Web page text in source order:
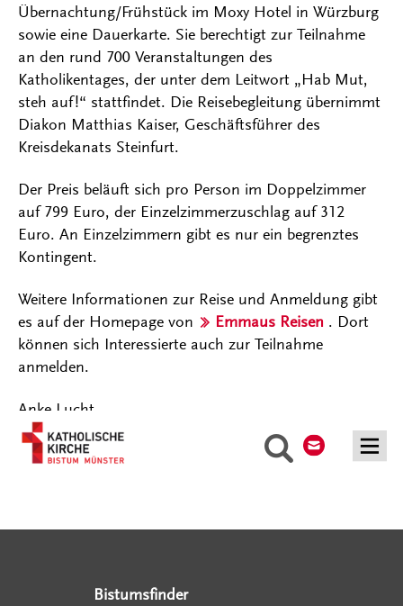
Suche
Übernachtung/Frühstück im Moxy Hotel in Würzburg
sowie eine Dauerkarte. Sie berechtigt zur Teilnahme
an den rund 700 Veranstaltungen des
Katholikentages, der unter dem Leitwort „Hab Mut,
steh auf!“ stattfindet. Die Reisebegleitung übernimmt
Diakon Matthias Kaiser, Geschäftsführer des
Kreisdekanats Steinfurt.
Der Preis beläuft sich pro Person im Doppelzimmer
auf 799 Euro, der Einzelzimmerzuschlag auf 312
Euro. An Einzelzimmern gibt es nur ein begrenztes
Kontingent.
Weitere Informationen zur Reise und Anmeldung gibt
es auf der Homepage von
Emmaus Reisen . Dort
können sich Interessierte auch zur Teilnahme
anmelden.
Anke Lucht
Bistumsfinder